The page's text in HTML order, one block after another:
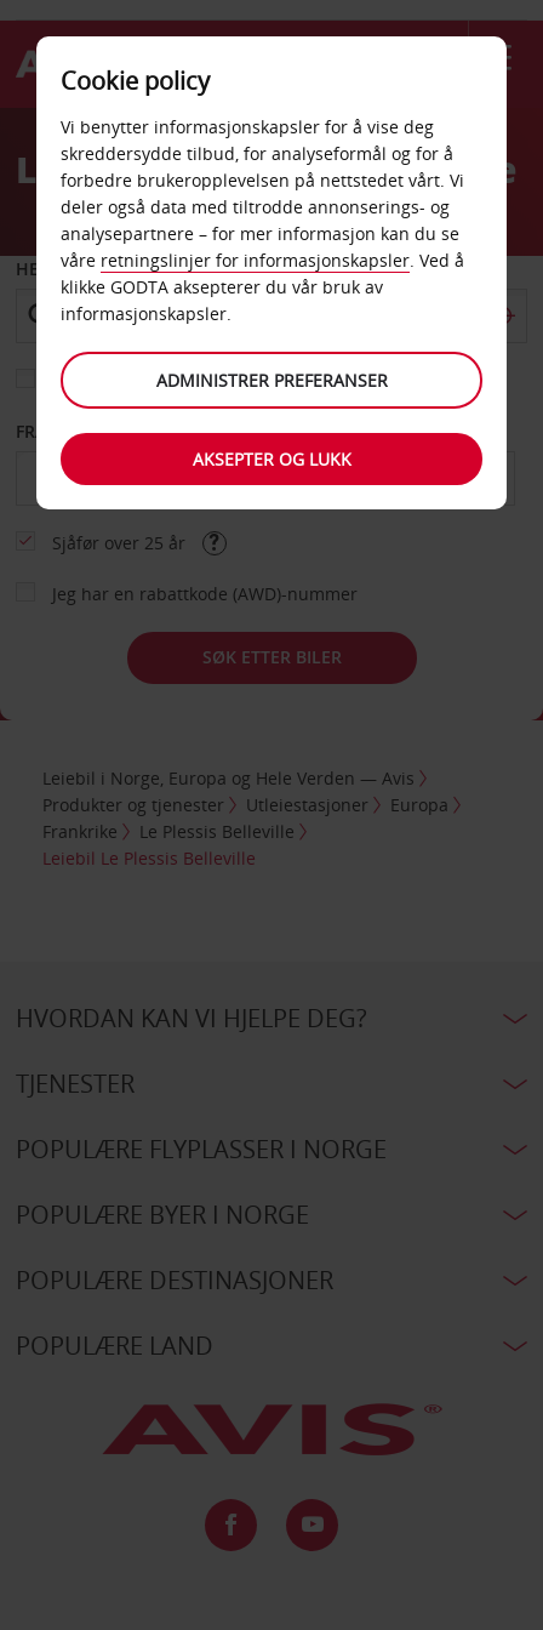
Welcome
AvisLeiebil Le Plessis Belleville
HENT FRA
Velg et annet leveringssted
FRA DATO TIL DATO
Sjåfør over 25 år
Jeg har en rabattkode (AWD)-nummer
SØK ETTER BILER
Leiebil i Norge, Europa og Hele Verden — Avis
Produkter og tjenester
Utleiestasjoner
Europa
Frankrike
Le Plessis Belleville
Leiebil Le Plessis Belleville
HVORDAN KAN VI HJELPE DEG?
TJENESTER
POPULÆRE FLYPLASSER I NORGE
POPULÆRE BYER I NORGE
POPULÆRE DESTINASJONER
POPULÆRE LAND
Cookie policy
Vi benytter informasjonskapsler for å vise deg
skreddersydde tilbud, for analyseformål og for å
forbedre brukeropplevelsen på nettstedet vårt. Vi
deler også data med tiltrodde annonserings- og
analysepartnere – for mer informasjon kan du se
våre retningslinjer for informasjonskapsler. Ved å
klikke GODTA aksepterer du vår bruk av
informasjonskapsler.
ADMINISTRER PREFERANSER
AKSEPTER OG LUKK